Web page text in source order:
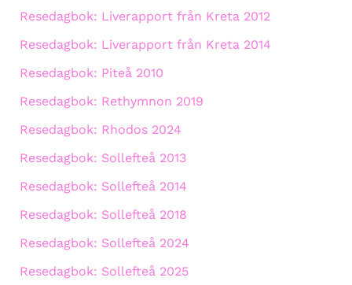
Resedagbok: Liverapport från Kreta 2012
Resedagbok: Liverapport från Kreta 2014
Resedagbok: Piteå 2010
Resedagbok: Rethymnon 2019
Resedagbok: Rhodos 2024
Resedagbok: Sollefteå 2013
Resedagbok: Sollefteå 2014
Resedagbok: Sollefteå 2018
Resedagbok: Sollefteå 2024
Resedagbok: Sollefteå 2025